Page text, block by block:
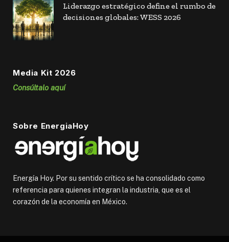
Liderazgo estratégico define el rumbo de
decisiones globales: WESS 2026
Media Kit 2026
Consúltalo aquí
Sobre EnergiaHoy
Energía Hoy. Por su sentido crítico se ha consolidado como
referencia para quienes integran la industria, que es el
corazón de la economía en México.